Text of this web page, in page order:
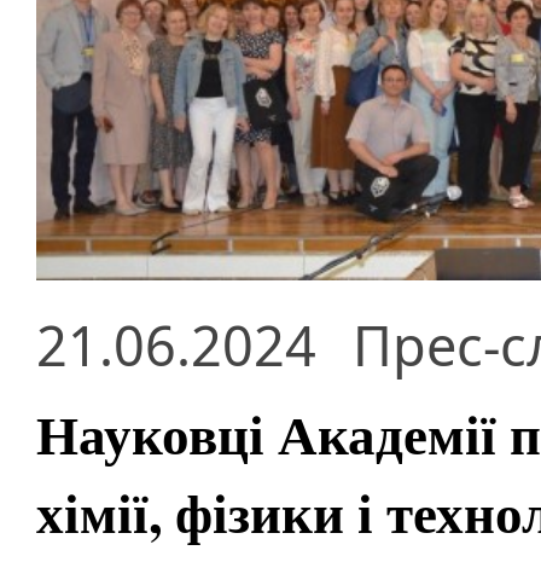
21.06.2024 Прес-
Науковці Академії
хімії, фізики і